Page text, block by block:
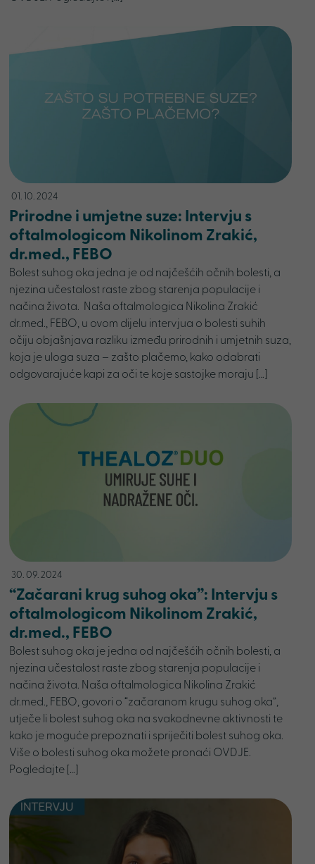
01. 10. 2024
Prirodne i umjetne suze: Intervju s
oftalmologicom Nikolinom Zrakić,
dr.med., FEBO
Bolest suhog oka jedna je od najčešćih očnih bolesti, a
njezina učestalost raste zbog starenja populacije i
načina života. Naša oftalmologica Nikolina Zrakić
dr.med., FEBO, u ovom dijelu intervjua o bolesti suhih
očiju objašnjava razliku između prirodnih i umjetnih suza,
koja je uloga suza – zašto plačemo, kako odabrati
odgovarajuće kapi za oči te koje sastojke moraju […]
30. 09. 2024
“Začarani krug suhog oka”: Intervju s
oftalmologicom Nikolinom Zrakić,
dr.med., FEBO
Bolest suhog oka je jedna od najčešćih očnih bolesti, a
njezina učestalost raste zbog starenja populacije i
načina života. Naša oftalmologica Nikolina Zrakić
dr.med., FEBO, govori o “začaranom krugu suhog oka”,
utječe li bolest suhog oka na svakodnevne aktivnosti te
kako je moguće prepoznati i spriječiti bolest suhog oka.
Više o bolesti suhog oka možete pronaći OVDJE.
Pogledajte […]